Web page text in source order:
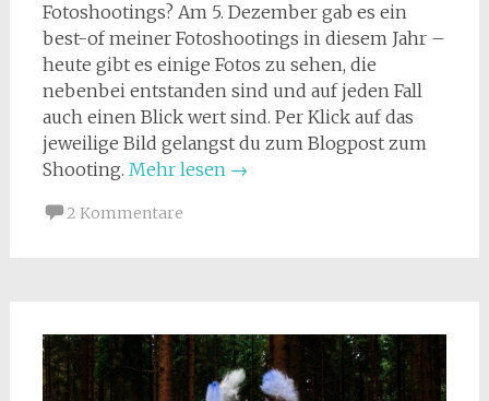
Fotoshootings? Am 5. Dezember gab es ein
best-of meiner Fotoshootings in diesem Jahr –
heute gibt es einige Fotos zu sehen, die
nebenbei entstanden sind und auf jeden Fall
auch einen Blick wert sind. Per Klick auf das
jeweilige Bild gelangst du zum Blogpost zum
Shooting. Mehr lesen →
2 Kommentare